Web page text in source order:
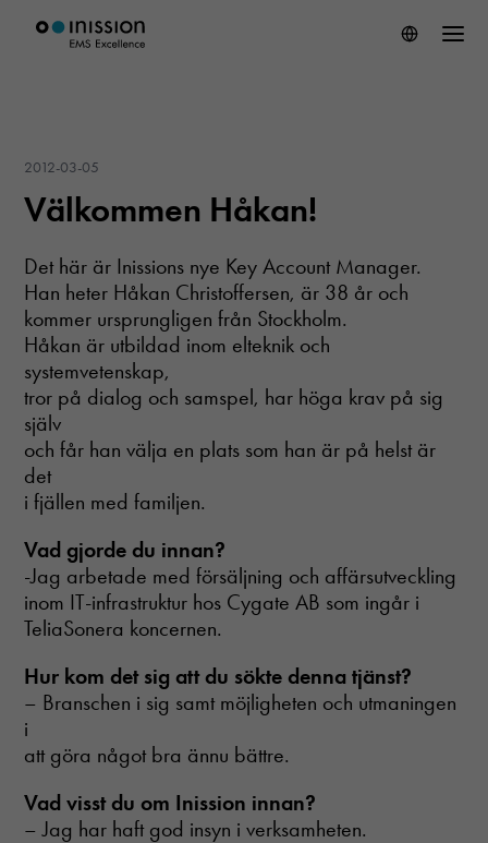
2012-03-05
Välkommen Håkan!
Det här är Inissions nye Key Account Manager.
Han heter Håkan Christoffersen, är 38 år och
kommer ursprungligen från Stockholm.
Håkan är utbildad inom elteknik och
systemvetenskap,
tror på dialog och samspel, har höga krav på sig
själv
och får han välja en plats som han är på helst är
det
i fjällen med familjen.
Vad gjorde du innan?
-Jag arbetade med försäljning och affärsutveckling
inom IT-infrastruktur hos Cygate AB som ingår i
TeliaSonera koncernen.
Hur kom det sig att du sökte denna tjänst?
– Branschen i sig samt möjligheten och utmaningen
i
att göra något bra ännu bättre.
Vad visst du om Inission innan?
– Jag har haft god insyn i verksamheten.